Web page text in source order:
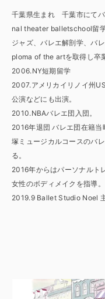
千葉県生まれ 千葉市にて
nal theater balletschool留
ジャズ、バレエ解剖学、バ
ploma of the artを取得し卒
2006.NY短期留学
2007.アメリカイリノイ州
公演などにも出演。
2010.NBAバレエ団入団。
2016年退団 バレエ団在籍
塚ミュージカルコースのバ
る。
2016年からはパーソナルト
女性のボディメイクを指導。
2019.9 Ballet Studio Noel